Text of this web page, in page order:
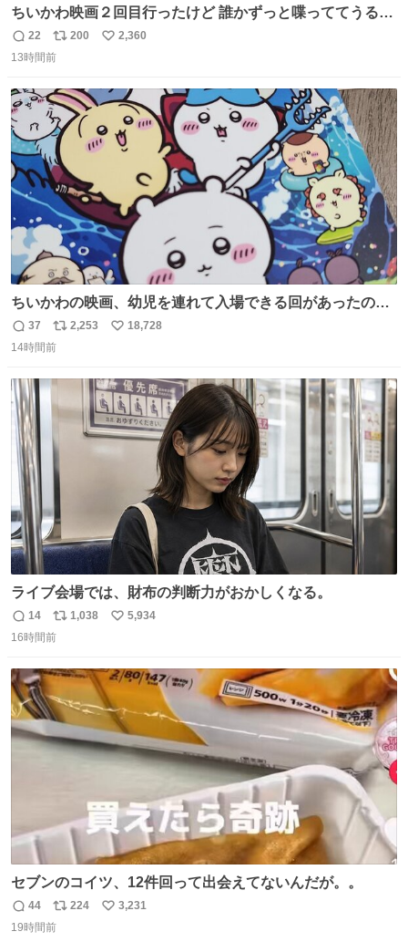
ちいかわ映画２回目行ったけど 誰かずっと喋っててうるさ
かった 許せねえ
返
信
22
リ
ポ
ト
数
200
い
数
2,360
13時間前
ちいかわの映画、幼児を連れて入場できる回があったので
子どもを連れて観てきたんですけど、セイレーンの登場シ
ーンで場内のベビーが一斉に泣き出してたのがとてもよい
返
信
37
リ
ポ
数
2,253
い
数
18,728
14時間前
ライブ会場では、財布の判断力がおかしくなる。
返
信
14
リ
ポ
ト
数
1,038
い
数
5,934
16時間前
セブンのコイツ、12件回って出会えてないんだが。。
返
信
44
リ
ポ
224
い
3,231
19時間前